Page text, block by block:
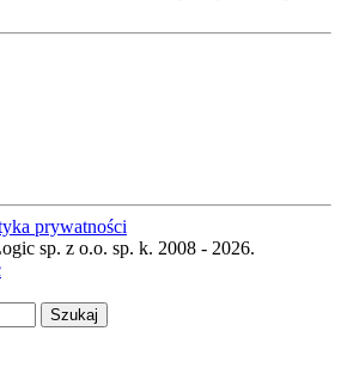
prywatności
sp. z o.o. sp. k. 2008 - 2026.